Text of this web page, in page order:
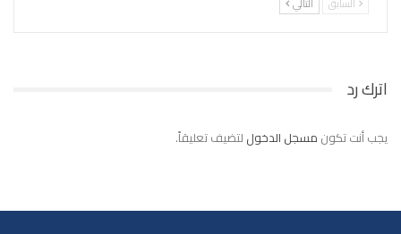
السابق التالي
اترك رد
يجب أنت تكون مسجل الدخول لتضيف تعليقاً.